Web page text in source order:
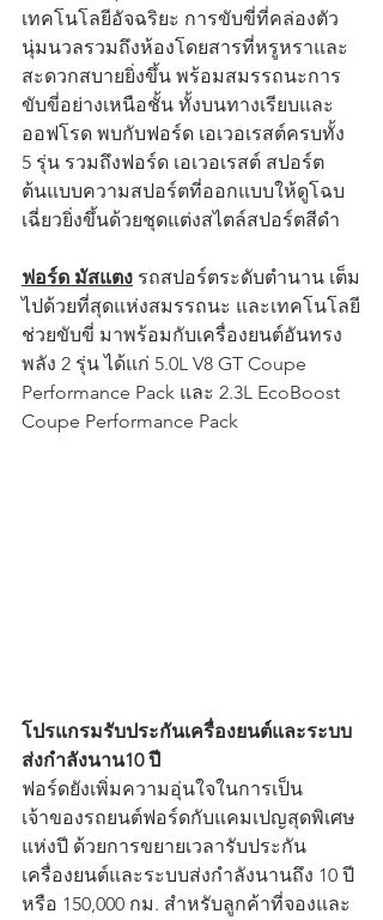
เทคโนโลยีอัจฉริยะ การขับขี่ที่คล่องตัว
นุ่มนวลรวมถึงห้องโดยสารที่หรูหราและ
สะดวกสบายยิ่งขึ้น พร้อมสมรรถนะการ
ขับขี่อย่างเหนือชั้น ทั้งบนทางเรียบและ
ออฟโรด พบกับฟอร์ด เอเวอเรสต์ครบทั้ง
5 รุ่น รวมถึงฟอร์ด เอเวอเรสต์ สปอร์ต
ต้นแบบความสปอร์ตที่ออกแบบให้ดูโฉบ
เฉี่ยวยิ่งขึ้นด้วยชุดแต่งสไตล์สปอร์ตสีดำ
ฟอร์ด มัสแตง รถสปอร์ตระดับตำนาน เต็ม
ไปด้วยที่สุดแห่งสมรรถนะ และเทคโนโลยี
ช่วยขับขี่ มาพร้อมกับเครื่องยนต์อันทรง
พลัง 2 รุ่น ได้แก่ 5.0L V8 GT Coupe
Performance Pack และ 2.3L EcoBoost
Coupe Performance Pack
โปรแกรมรับประกันเครื่องยนต์และระบบ
ส่งกำลังนาน10 ปี
ฟอร์ดยังเพิ่มความอุ่นใจในการเป็น
เจ้าของรถยนต์ฟอร์ดกับแคมเปญสุดพิเศษ
แห่งปี ด้วยการขยายเวลารับประกัน
เครื่องยนต์และระบบส่งกำลังนานถึง 10 ปี
หรือ 150,000 กม. สำหรับลูกค้าที่จองและ